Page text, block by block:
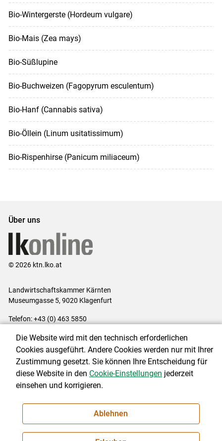
Bio-Wintergerste (Hordeum vulgare)
Bio-Mais (Zea mays)
Bio-Süßlupine
Bio-Buchweizen (Fagopyrum esculentum)
Bio-Hanf (Cannabis sativa)
Bio-Öllein (Linum usitatissimum)
Bio-Rispenhirse (Panicum miliaceum)
Über uns
© 2026 ktn.lko.at
Landwirtschaftskammer Kärnten
Museumgasse 5, 9020 Klagenfurt
Telefon: +43 (0) 463 5850
Impressum|Kontakt|Datenschutzerklärung|Barrierefreiheit|
Cookie-Einstellungen
NEWSLETTER
Die Website wird mit den technisch erforderlichen
Cookies ausgeführt. Andere Cookies werden nur mit Ihrer
Zustimmung gesetzt. Sie können Ihre Entscheidung für
diese Website in den Cookie-Einstellungen jederzeit
einsehen und korrigieren.
Ablehnen